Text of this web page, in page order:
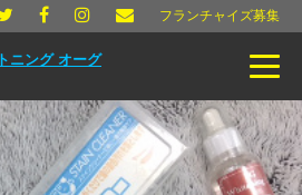
フランチャイズ募集